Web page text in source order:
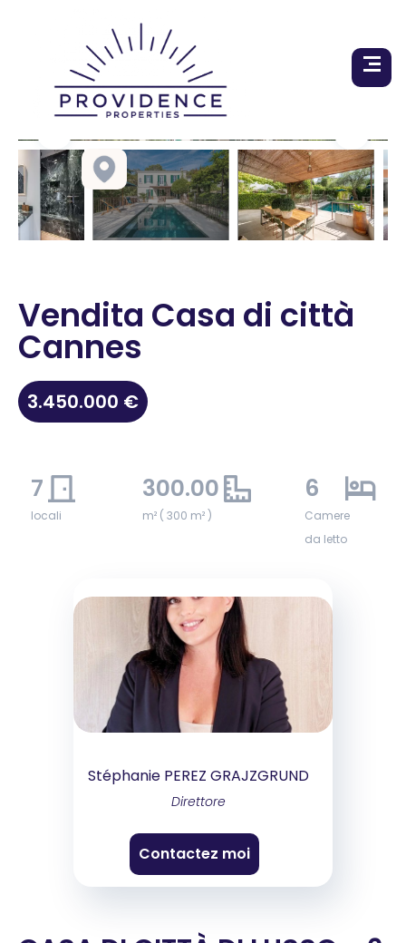
Vendita Casa di città
Cannes
3.450.000 €
7
locali
300.00
m² ( 300 m² )
6
Camere
da letto
Stéphanie PEREZ GRAJZGRUND
Direttore
Contactez moi